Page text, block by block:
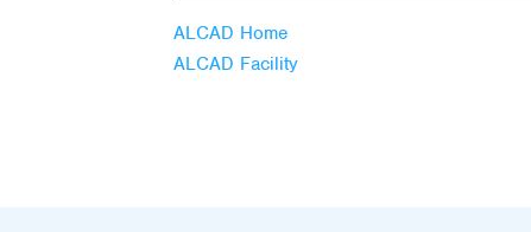
ALCAD Home
ALCAD Facility